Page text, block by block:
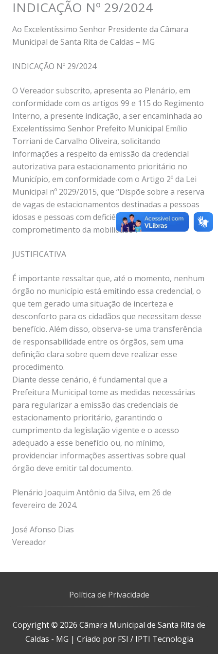
INDICAÇÃO Nº 29/2024
Ao Excelentíssimo Senhor Presidente da Câmara
Municipal de Santa Rita de Caldas – MG
INDICAÇÃO Nº 29/2024
O Vereador subscrito, apresenta ao Plenário, em
conformidade com os artigos 99 e 115 do Regimento
Interno, a presente indicação, a ser encaminhada ao
Excelentíssimo Senhor Prefeito Municipal Emílio
Torriani de Carvalho Oliveira, solicitando
informações a respeito da emissão da credencial
autorizativa para estacionamento prioritário no
Município, em conformidade com o Artigo 2º da Lei
Municipal nº 2029/2015, que “Dispõe sobre a reserva
de vagas de estacionamentos destinadas a pessoas
idosas e pessoas com deficiência com
comprometimento da mobilidade”.
JUSTIFICATIVA
É importante ressaltar que, até o momento, nenhum
órgão no município está emitindo essa credencial, o
que tem gerado uma situação de incerteza e
desconforto para os cidadãos que necessitam desse
benefício. Além disso, observa-se uma transferência
de responsabilidade entre os órgãos, sem uma
definição clara sobre quem deve realizar esse
procedimento.
Diante desse cenário, é fundamental que a
Prefeitura Municipal tome as medidas necessárias
para regularizar a emissão das credenciais de
estacionamento prioritário, garantindo o
cumprimento da legislação vigente e o acesso
adequado a esse benefício ou, no mínimo,
providenciar informações assertivas sobre qual
órgão deve emitir tal documento.
Plenário Joaquim Antônio da Silva, em 26 de
fevereiro de 2024.
José Afonso Dias
Vereador
Política de Privacidade
Copyright © 2026 Câmara Municipal de Santa Rita de
Caldas - MG | Criado por FSI / IPTI Tecnologia